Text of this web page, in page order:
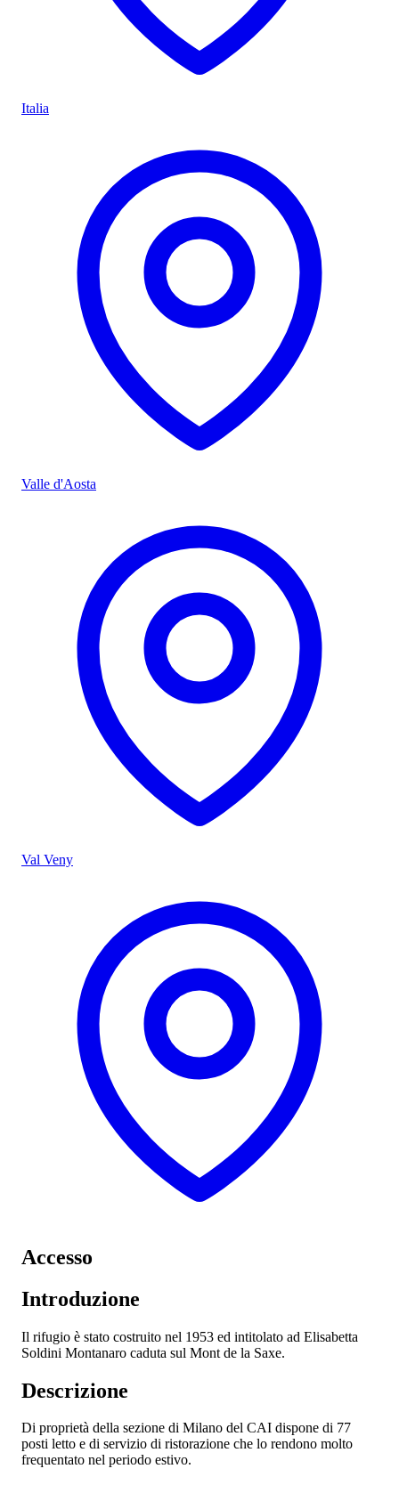
Italia
Valle d'Aosta
Val Veny
Accesso
Introduzione
Il rifugio è stato costruito nel 1953 ed intitolato ad Elisabetta
Soldini Montanaro caduta sul Mont de la Saxe.
Descrizione
Di proprietà della sezione di Milano del CAI dispone di 77
posti letto e di servizio di ristorazione che lo rendono molto
frequentato nel periodo estivo.